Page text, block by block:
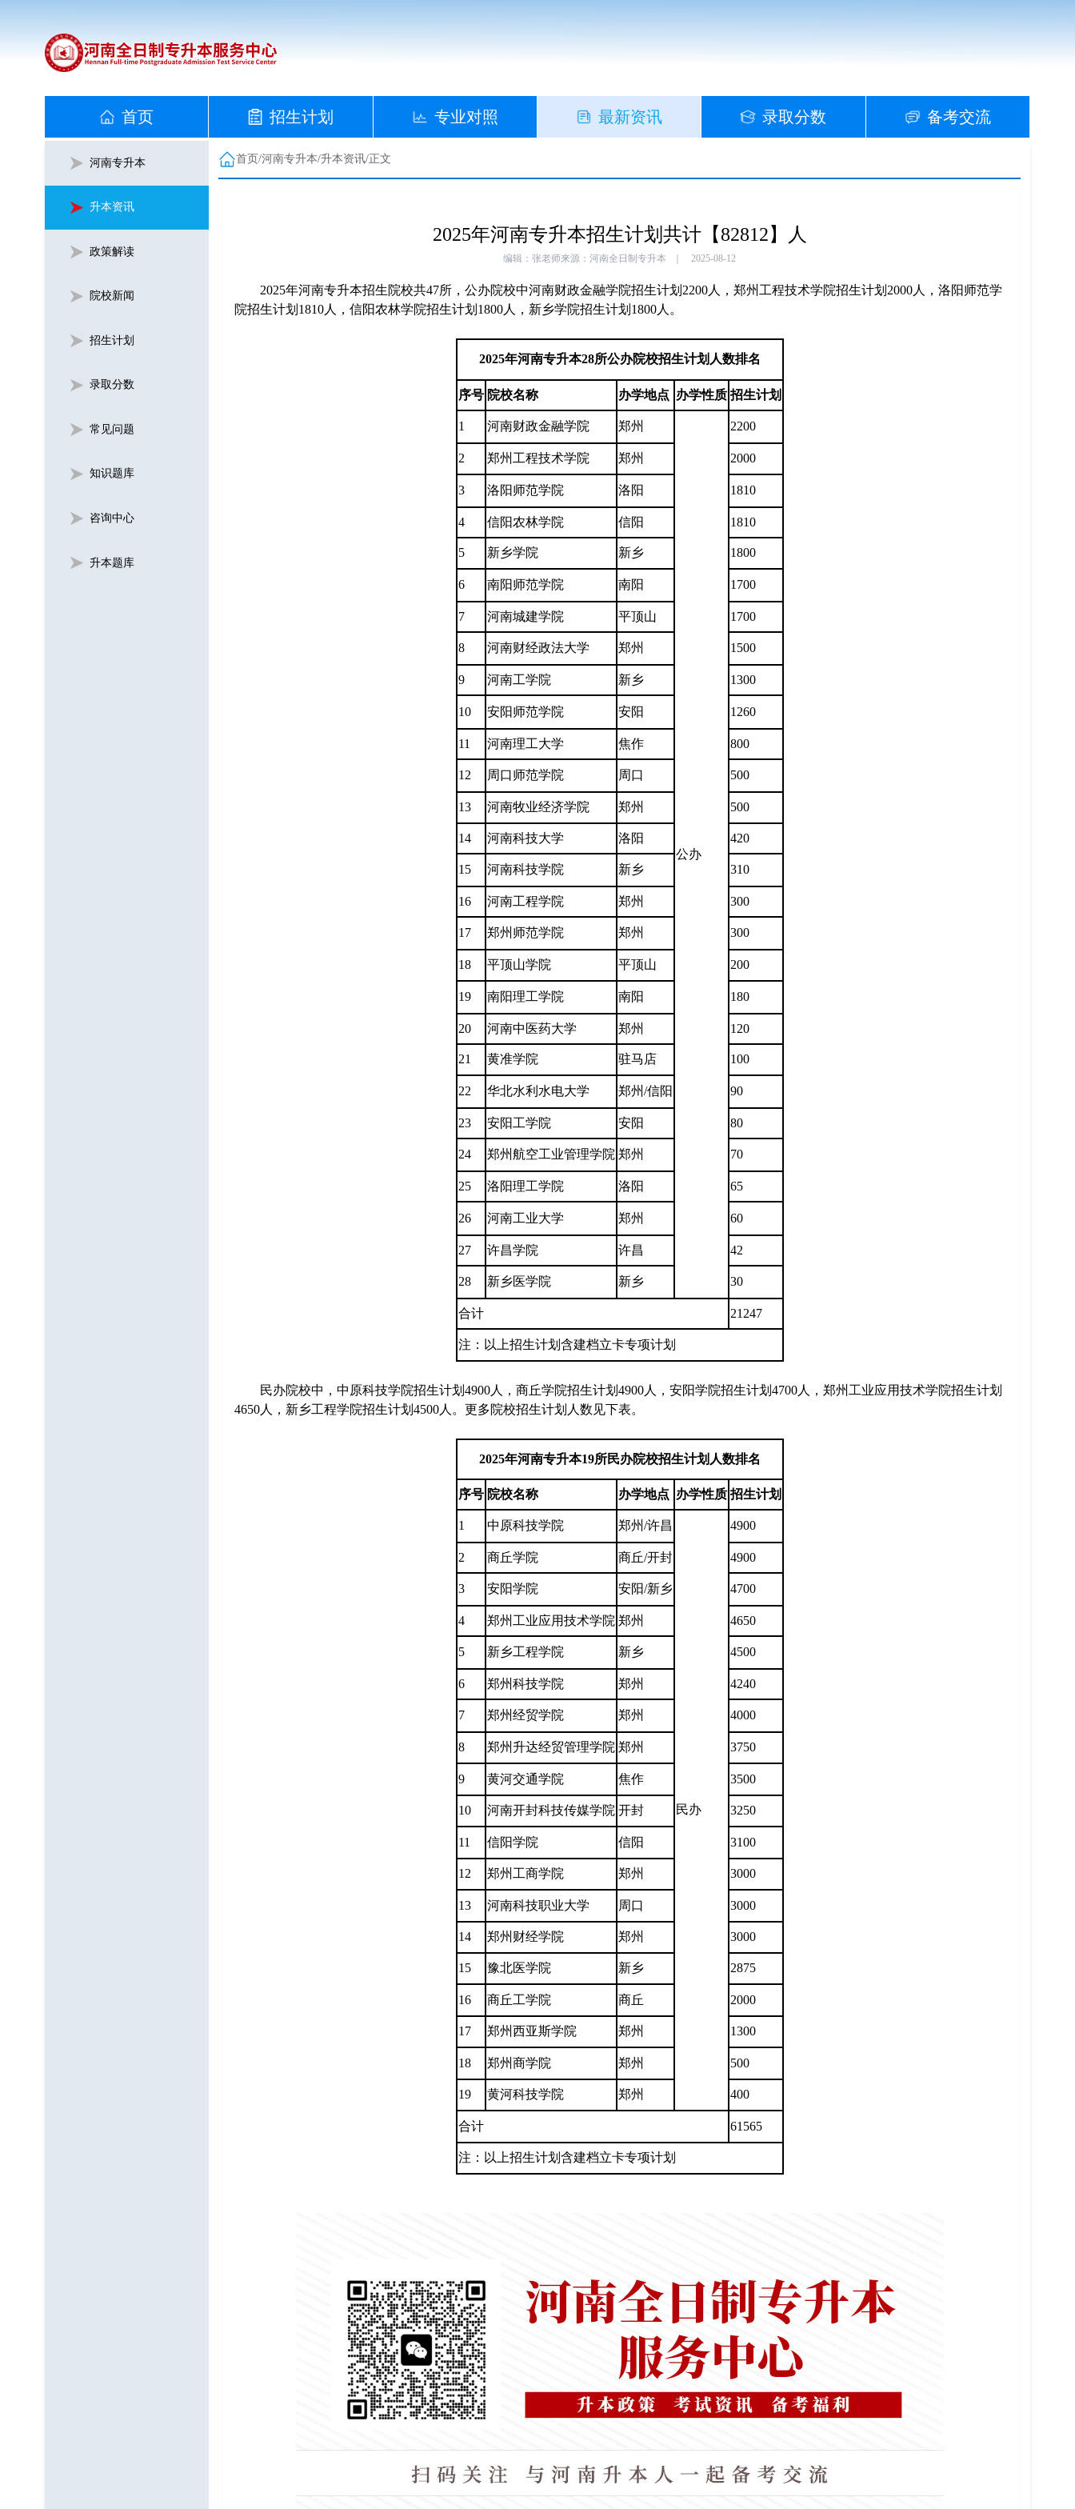
首页 招生计划 专业对照 最新资讯 录取分数 备考交流
河南专升本
升本资讯
政策解读
院校新闻
招生计划
录取分数
常见问题
知识题库
咨询中心
升本题库
首页/河南专升本/升本资讯/正文
2025年河南专升本招生计划共计【82812】人
编辑：张老师来源：河南全日制专升本 2025-08-12
2025年河南专升本招生院校共47所，公办院校中河南财政金融学院招生计划2200人，郑州工程技术学院招生计划2000人，洛阳师范学
院招生计划1810人，信阳农林学院招生计划1800人，新乡学院招生计划1800人。
2025年河南专升本28所公办院校招生计划人数排名
序号 院校名称 办学地点 办学性质 招生计划
1 河南财政金融学院 郑州
公办
2200
2 郑州工程技术学院 郑州 2000
3 洛阳师范学院 洛阳 1810
4 信阳农林学院 信阳 1810
5 新乡学院 新乡 1800
6 南阳师范学院 南阳 1700
7 河南城建学院 平顶山 1700
8 河南财经政法大学 郑州 1500
9 河南工学院 新乡 1300
10 安阳师范学院 安阳 1260
11 河南理工大学 焦作 800
12 周口师范学院 周口 500
13 河南牧业经济学院 郑州 500
14 河南科技大学 洛阳 420
15 河南科技学院 新乡 310
16 河南工程学院 郑州 300
17 郑州师范学院 郑州 300
18 平顶山学院 平顶山 200
19 南阳理工学院 南阳 180
20 河南中医药大学 郑州 120
21 黄准学院 驻马店 100
22 华北水利水电大学 郑州/信阳 90
23 安阳工学院 安阳 80
24 郑州航空工业管理学院 郑州 70
25 洛阳理工学院 洛阳 65
26 河南工业大学 郑州 60
27 许昌学院 许昌 42
28 新乡医学院 新乡 30
合计 21247
注：以上招生计划含建档立卡专项计划
民办院校中，中原科技学院招生计划4900人，商丘学院招生计划4900人，安阳学院招生计划4700人，郑州工业应用技术学院招生计划
4650人，新乡工程学院招生计划4500人。更多院校招生计划人数见下表。
2025年河南专升本19所民办院校招生计划人数排名
序号 院校名称 办学地点 办学性质 招生计划
1 中原科技学院 郑州/许昌
民办
4900
2 商丘学院 商丘/开封 4900
3 安阳学院 安阳/新乡 4700
4 郑州工业应用技术学院 郑州 4650
5 新乡工程学院 新乡 4500
6 郑州科技学院 郑州 4240
7 郑州经贸学院 郑州 4000
8 郑州升达经贸管理学院 郑州 3750
9 黄河交通学院 焦作 3500
10 河南开封科技传媒学院 开封 3250
11 信阳学院 信阳 3100
12 郑州工商学院 郑州 3000
13 河南科技职业大学 周口 3000
14 郑州财经学院 郑州 3000
15 豫北医学院 新乡 2875
16 商丘工学院 商丘 2000
17 郑州西亚斯学院 郑州 1300
18 郑州商学院 郑州 500
19 黄河科技学院 郑州 400
合计 61565
注：以上招生计划含建档立卡专项计划